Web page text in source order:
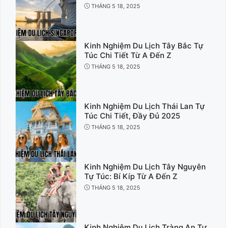
THÁNG 5 18, 2025
Kinh Nghiệm Du Lịch Tây Bắc Tự
Túc Chi Tiết Từ A Đến Z
THÁNG 5 18, 2025
Kinh Nghiệm Du Lịch Thái Lan Tự
Túc Chi Tiết, Đầy Đủ 2025
THÁNG 5 18, 2025
Kinh Nghiệm Du Lịch Tây Nguyên
Tự Túc: Bí Kíp Từ A Đến Z
THÁNG 5 18, 2025